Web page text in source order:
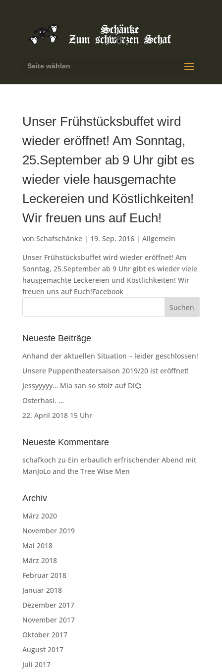
Seite wählen
Unser Frühstücksbuffet wird
wieder eröffnet! Am Sonntag,
25.September ab 9 Uhr gibt es
wieder viele hausgemachte
Leckereien und Köstlichkeiten!
Wir freuen uns auf Euch!
von Schafschänke| 19. Sep. 2016| Allgemein
Unser Frühstücksbuffet wird wieder eröffnet! Am
Sonntag, 25.September ab 9 Uhr gibt es wieder viele
hausgemachte Leckereien und Köstlichkeiten! Wir
freuen uns auf Euch!Facebook
Neueste Beiträge
Anhand der aktuellen Situation – leider geschlossen!
Unsere Puppentheatersaison 2019/20 ist eröffnet!
Jessyyyyy… Mia san so stolz auf Di💞
Osterhasi. …
22. April 2018 15 Uhr
Neueste Kommentare
schafkoch zu Ein erbaulich erfrischender Abend mit
ManJoLo and the Tree Wise Men
Archiv
März 2020
November 2019
Mai 2018
März 2018
Februar 2018
Januar 2018
Dezember 2017
November 2017
Oktober 2017
August 2017
Juli 2017